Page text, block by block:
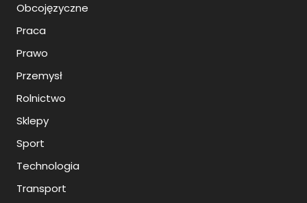
Obcojęzyczne
Praca
Prawo
Przemysł
Rolnictwo
Sklepy
Sport
Technologia
Transport